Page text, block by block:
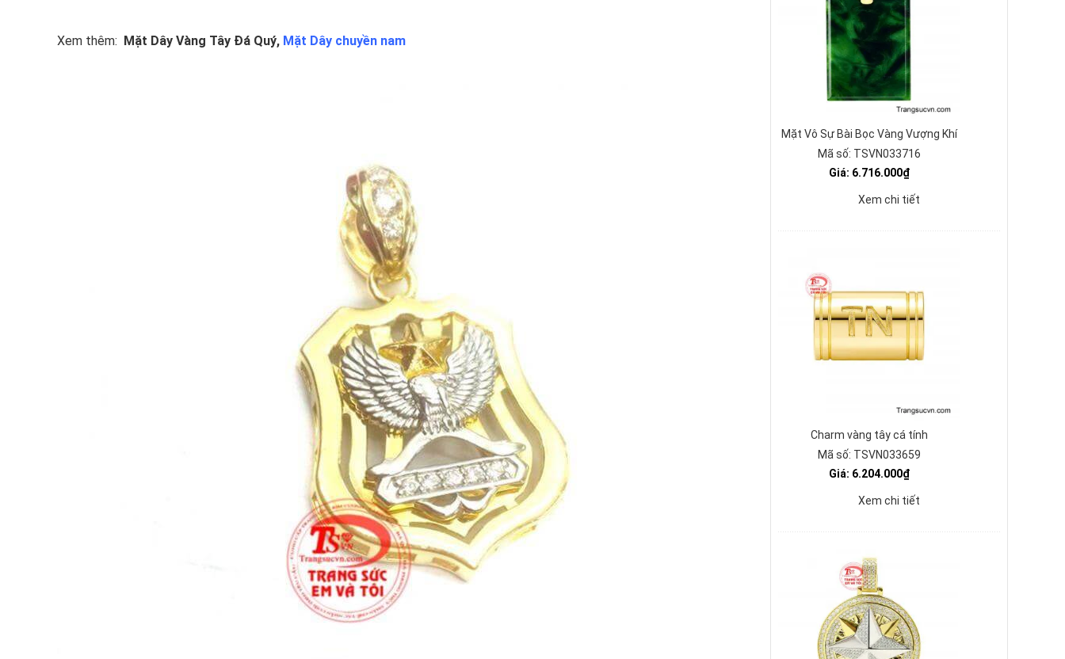
Xem thêm: Mặt Dây Vàng Tây Đá Quý, Mặt Dây chuyền nam
Mặt Vô Sự Bài Bọc Vàng Vượng Khí
Mã số: TSVN033716
Giá: 6.716.000₫
Xem chi tiết
Charm vàng tây cá tính
Mã số: TSVN033659
Giá: 6.204.000₫
Xem chi tiết